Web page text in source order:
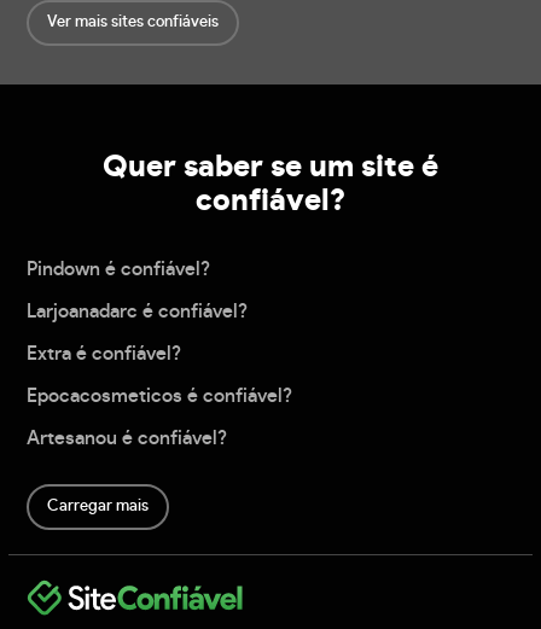
Ver mais sites confiáveis
Quer saber se um site é
confiável?
Pindown é confiável?
Larjoanadarc é confiável?
Extra é confiável?
Epocacosmeticos é confiável?
Artesanou é confiável?
Carregar mais